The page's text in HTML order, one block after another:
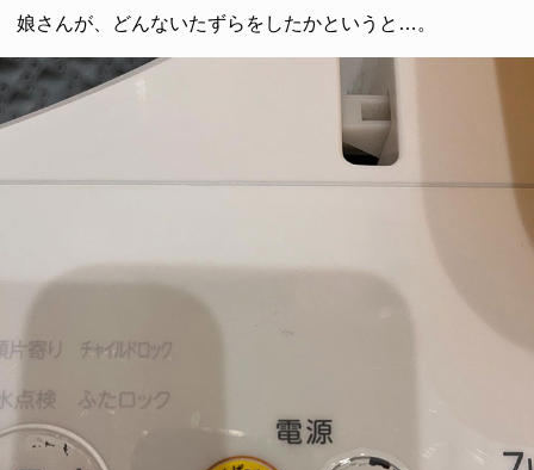
娘さんが、どんないたずらをしたかというと…。